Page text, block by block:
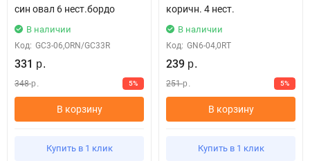
син овал 6 нест.бордо
В наличии
Код: GC3-06,ORN/GC33R
331 р.
348р. 5%
В корзину
Купить в 1 клик
коричн. 4 нест.
В наличии
Код: GN6-04,0RT
239 р.
251р. 5%
В корзину
Купить в 1 клик